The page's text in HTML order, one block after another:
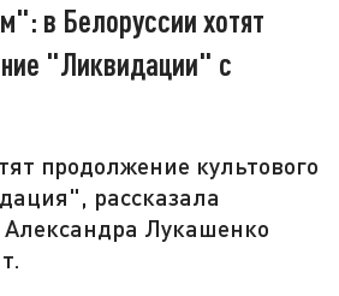
в Белоруссии хотят
"Ликвидации" с
продолжение культового
рассказала
Александра Лукашенко